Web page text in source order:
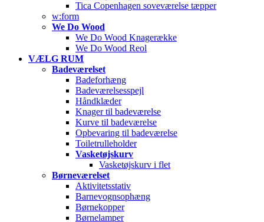
Tica Copenhagen soveværelse tæpper
w:form
We Do Wood
We Do Wood Knagerække
We Do Wood Reol
VÆLG RUM
Badeværelset
Badeforhæng
Badeværelsesspejl
Håndklæder
Knager til badeværelse
Kurve til badeværelse
Opbevaring til badeværelse
Toiletrulleholder
Vasketøjskurv
Vasketøjskurv i flet
Børneværelset
Aktivitetsstativ
Barnevognsophæng
Børnekopper
Børnelamper